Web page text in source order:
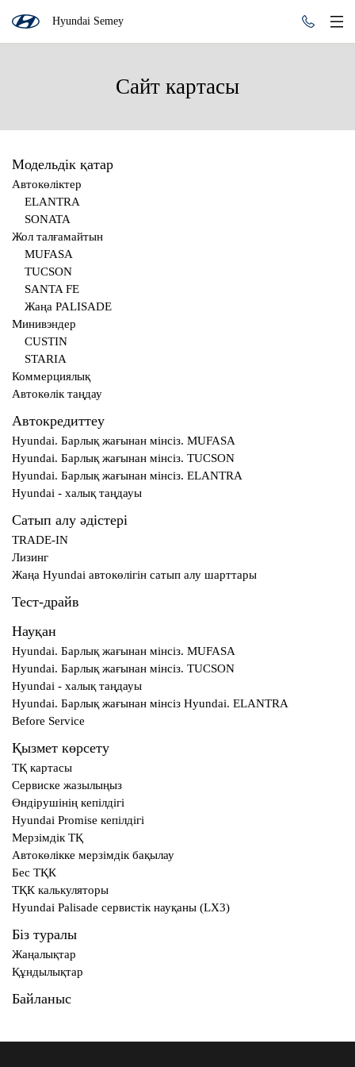
Hyundai Semey
Сайт картасы
Модельдік қатар
Автокөліктер
ELANTRA
SONATA
Жол талғамайтын
MUFASA
TUCSON
SANTA FE
Жаңа PALISADE
Минивэндер
CUSTIN
STARIA
Коммерциялық
Автокөлік таңдау
Автокредиттеу
Hyundai. Барлық жағынан мінсіз. MUFASA
Hyundai. Барлық жағынан мінсіз. TUCSON
Hyundai. Барлық жағынан мінсіз. ELANTRA
Hyundai - халық таңдауы
Сатып алу әдістері
TRADE-IN
Лизинг
Жаңа Hyundai автокөлігін сатып алу шарттары
Тест-драйв
Науқан
Hyundai. Барлық жағынан мінсіз. MUFASA
Hyundai. Барлық жағынан мінсіз. TUCSON
Hyundai - халық таңдауы
Hyundai. Барлық жағынан мінсіз Hyundai. ELANTRA
Before Service
Қызмет көрсету
ТҚ картасы
Сервиске жазылыңыз
Өндірушінің кепілдігі
Hyundai Promise кепілдігі
Мерзімдік ТҚ
Автокөлікке мерзімдік бақылау
Бес ТҚК
ТҚК калькуляторы
Hyundai Palisade сервистік науқаны (LX3)
Біз туралы
Жаңалықтар
Құндылықтар
Байланыс